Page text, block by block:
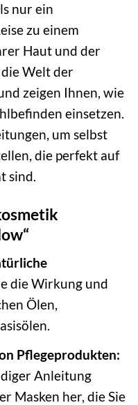
nur ein
zu einem
Haut und der
Welt der
zeigen Ihnen, wie
einsetzen.
um selbst
die perfekt auf
sind.
die Wirkung und
Ölen,
Pflegeprodukten:
Anleitung
Masken her, die Sie